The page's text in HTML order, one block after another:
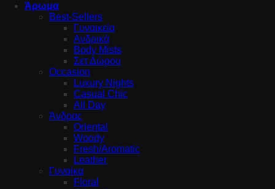
Άρωμα
Best-Sellers
Γυναικεία
Ανδρικά
Body Mists
Σετ Δώρου
Occasion
Luxury Nights
Casual Chic
All Day
Άνδρας
Oriental
Woody
Fresh/Aromatic
Leather
Γυναίκα
Floral